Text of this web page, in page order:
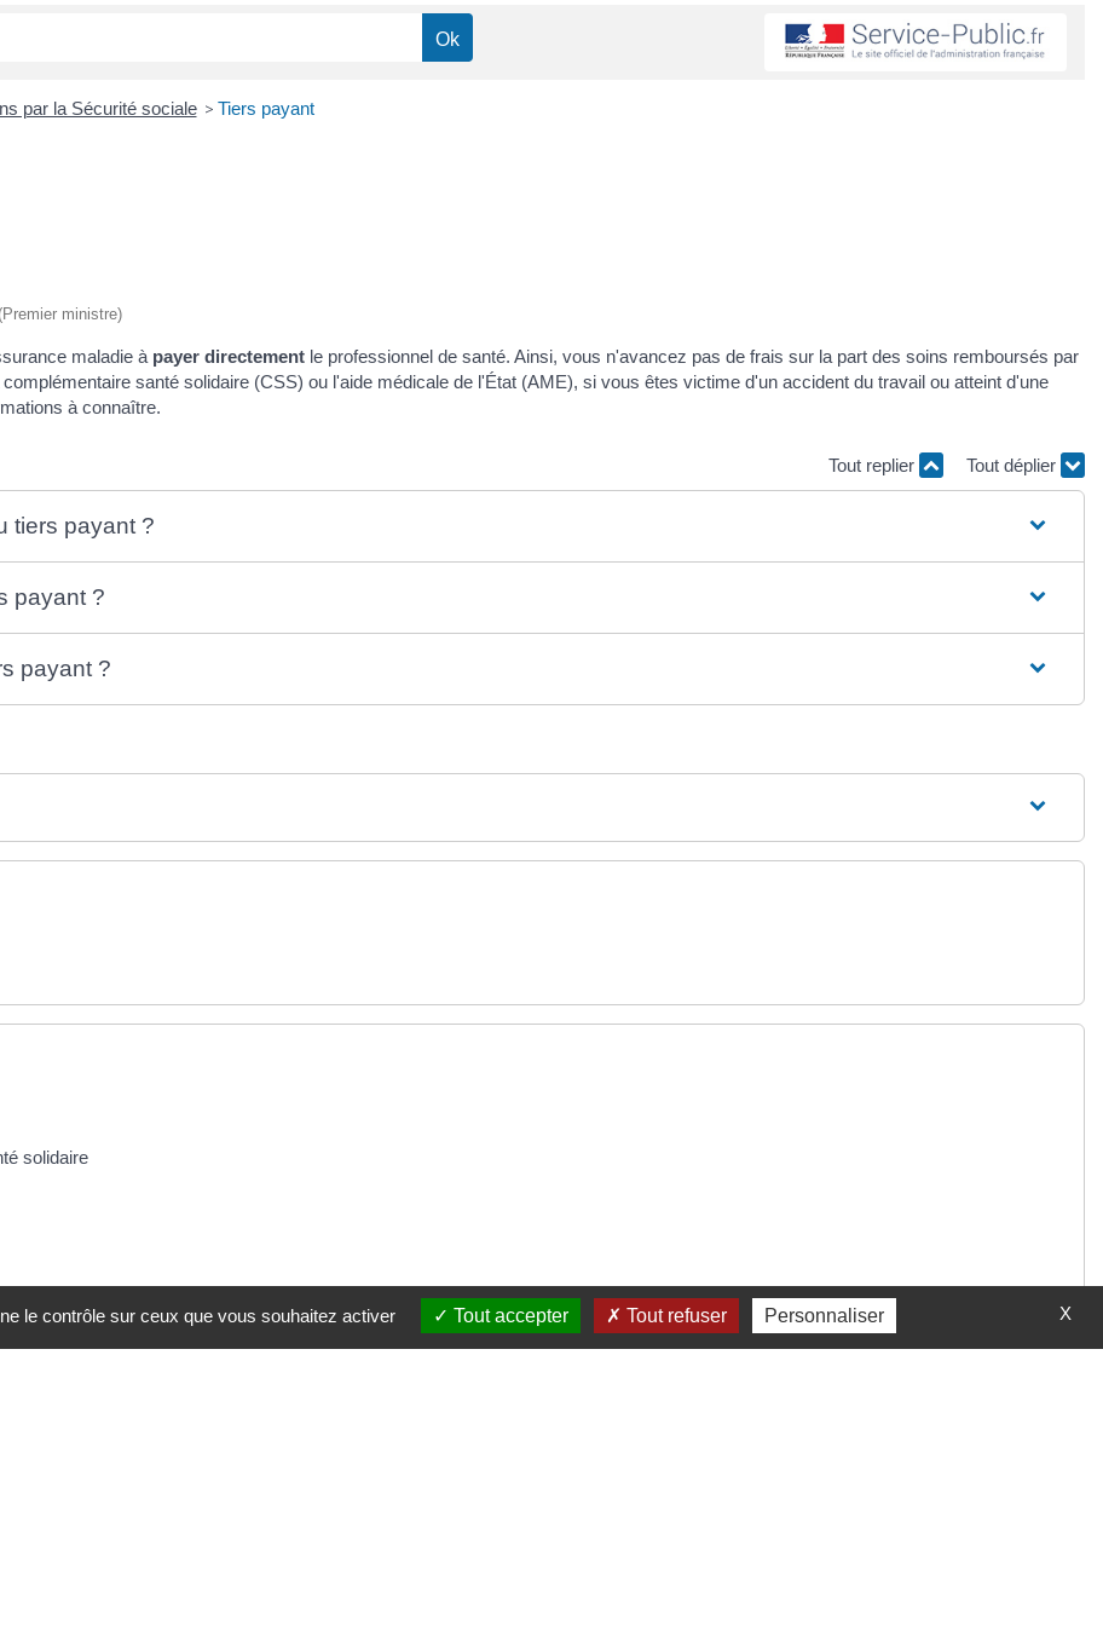
par la Sécurité sociale > Tiers payant
ministre)
maladie à payer directement le professionnel de santé. Ainsi, vous n'avancez pas de frais sur la part des soins remboursés par
santé solidaire (CSS) ou l'aide médicale de l'État (AME), si vous êtes victime d'un accident du travail ou atteint d'une
à connaître.
Tout replier Tout déplier
tiers payant ?
payant ?
payant ?
solidaire
X
le contrôle sur ceux que vous souhaitez activer Tout accepter Tout refuser Personnaliser